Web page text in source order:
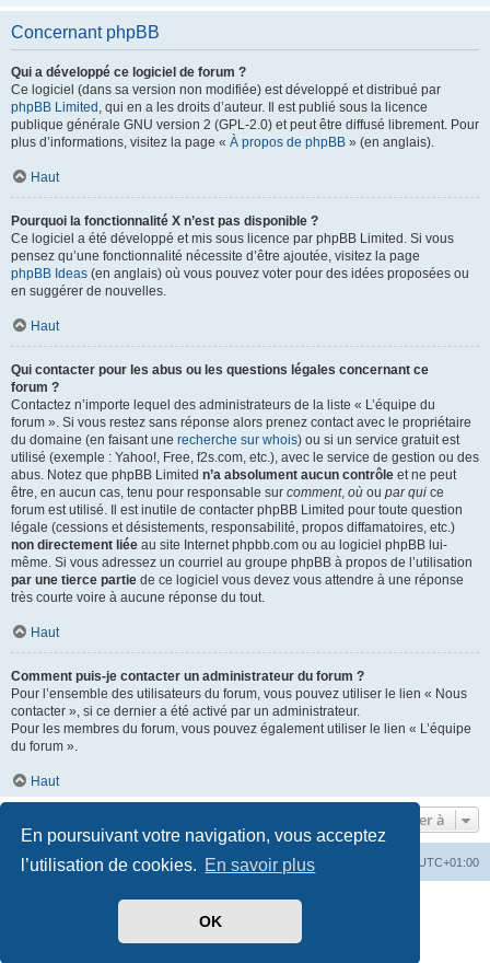
En poursuivant votre navigation, vous acceptez
l’utilisation de cookies. En savoir plus
OK
Concernant phpBB
Qui a développé ce logiciel de forum ?
Ce logiciel (dans sa version non modifiée) est développé et distribué par
phpBB Limited , qui en a les droits d’auteur. Il est publié sous la licence
publique générale GNU version 2 (GPL-2.0) et peut être diffusé librement. Pour
plus d’informations, visitez la page « À propos de phpBB » (en anglais).
Haut
Pourquoi la fonctionnalité X n’est pas disponible ?
Ce logiciel a été développé et mis sous licence par phpBB Limited. Si vous
pensez qu’une fonctionnalité nécessite d’être ajoutée, visitez la page
phpBB Ideas (en anglais) où vous pouvez voter pour des idées proposées ou
en suggérer de nouvelles.
Haut
Qui contacter pour les abus ou les questions légales concernant ce
forum ?
Contactez n’importe lequel des administrateurs de la liste « L’équipe du
forum ». Si vous restez sans réponse alors prenez contact avec le propriétaire
du domaine (en faisant une recherche sur whois) ou si un service gratuit est
utilisé (exemple : Yahoo!, Free, f2s.com, etc.), avec le service de gestion ou des
abus. Notez que phpBB Limited n’a absolument aucun contrôle et ne peut
être, en aucun cas, tenu pour responsable sur comment, où ou par qui ce
forum est utilisé. Il est inutile de contacter phpBB Limited pour toute question
légale (cessions et désistements, responsabilité, propos diffamatoires, etc.)
non directement liée au site Internet phpbb.com ou au logiciel phpBB lui-
même. Si vous adressez un courriel au groupe phpBB à propos de l’utilisation
par une tierce partie de ce logiciel vous devez vous attendre à une réponse
très courte voire à aucune réponse du tout.
Haut
Comment puis-je contacter un administrateur du forum ?
Pour l’ensemble des utilisateurs du forum, vous pouvez utiliser le lien « Nous
contacter », si ce dernier a été activé par un administrateur.
Pour les membres du forum, vous pouvez également utiliser le lien « L’équipe
du forum ».
Haut
Aller à
Index du forum UTC+01:00
Développé parphpBB® Forum Software © phpBB Limited
Traduit par
Side-car club Français